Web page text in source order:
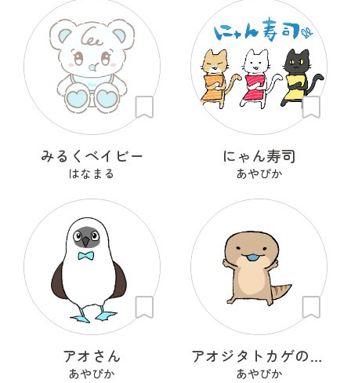
みるくベイビー
はなまる
にゃん寿司
あやぴか
アオさん
あやぴか
アオジタトカゲのべーたん
あやぴか